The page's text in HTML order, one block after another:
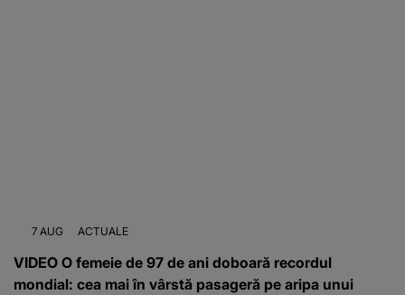
7 AUG ACTUALE
VIDEO O femeie de 97 de ani doboară recordul
mondial: cea mai în vârstă pasageră pe aripa unui